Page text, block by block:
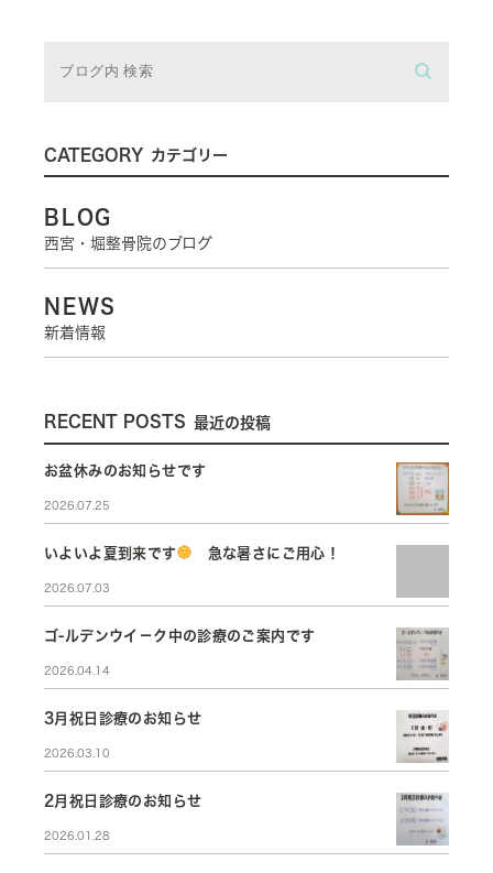
CATEGORY カテゴリー
BLOG
西宮・堀整骨院のブログ
NEWS
新着情報
RECENT POSTS 最近の投稿
お盆休みのお知らせです
2026.07.25
いよいよ夏到来です 急な暑さにご用心！
2026.07.03
ゴ-ルデンウイ－ク中の診療のご案内です
2026.04.14
3月祝日診療のお知らせ
2026.03.10
2月祝日診療のお知らせ
2026.01.28